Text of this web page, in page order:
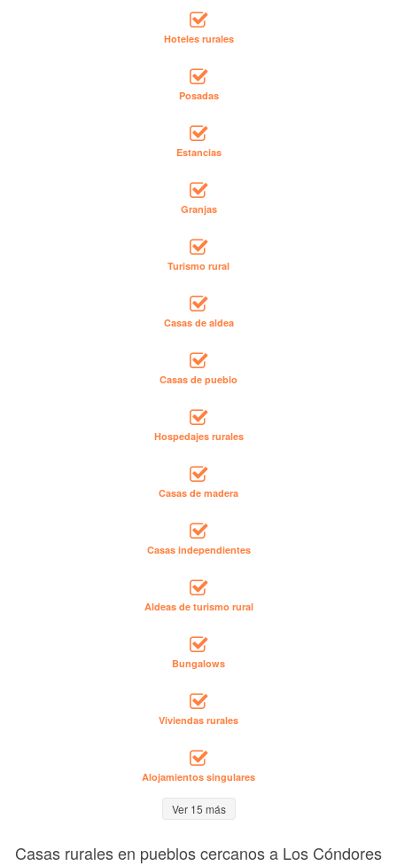
Hoteles rurales
Posadas
Estancias
Granjas
Turismo rural
Casas de aldea
Casas de pueblo
Hospedajes rurales
Casas de madera
Casas independientes
Aldeas de turismo rural
Bungalows
Viviendas rurales
Alojamientos singulares
Ver 15 más
Casas rurales en pueblos cercanos a Los Cóndores